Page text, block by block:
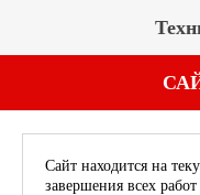
Сайт находится на
завершения всех работ